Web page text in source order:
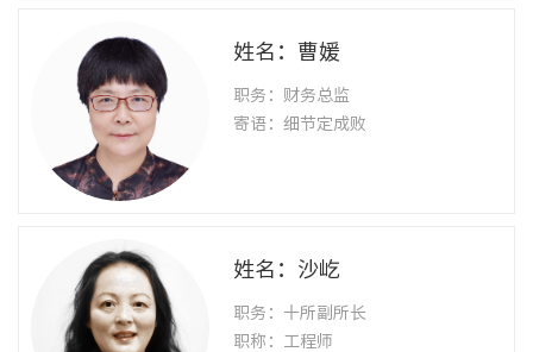
姓名：曹媛
职务：财务总监
寄语：细节定成败
姓名：沙屹
职务：十所副所长
职称：工程师